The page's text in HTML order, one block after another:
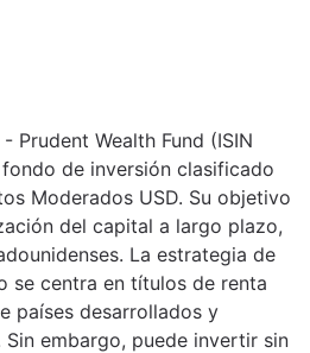
Prudent Wealth Fund (ISIN
de inversión clasificado
Moderados USD. Su objetivo
del capital a largo plazo,
La estrategia de
se centra en títulos de renta
países desarrollados y
Sin embargo, puede invertir sin